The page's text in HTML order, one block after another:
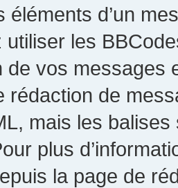
éléments d’un
utiliser les
vos messages
rédaction de
mais les
plus
la page de